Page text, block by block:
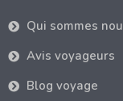
Qui sommes
Avis voyageurs
Blog voyage